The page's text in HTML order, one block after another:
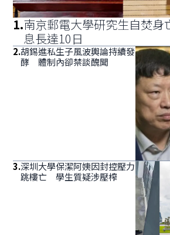
1.南京郵電大學研究生自焚
息長達10日
2.胡錫進私生子風波輿論持續發
酵 體制內卻禁談醜聞
3.深圳大學保潔阿姨因封控壓力
跳樓亡 學生質疑涉壓榨